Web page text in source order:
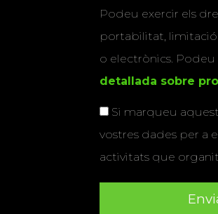
Podeu exercir els
portabilitat,
o electrònics. Podeu
detallada sobre
Si marqueu
vostres dades per a
activitats que